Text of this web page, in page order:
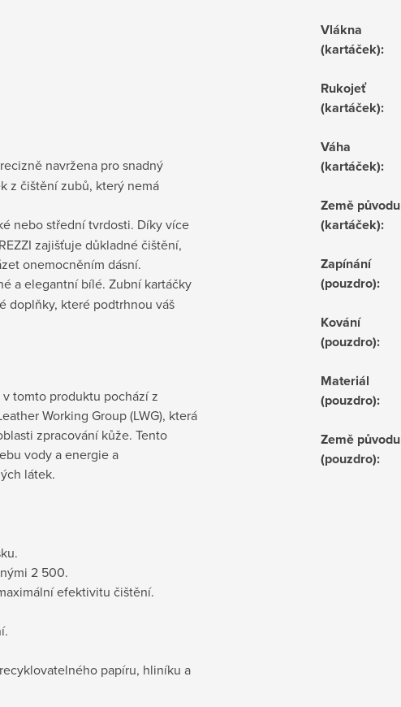
navržena pro snadný
z čištění zubů, který nemá
nebo střední tvrdosti. Díky více
zajišťuje důkladné čištění,
onemocněním dásní.
a elegantní bílé. Zubní kartáčky
doplňky, které podtrhnou váš
tomto produktu pochází z
Working Group (LWG), která
zpracování kůže. Tento
vody a energie a
látek.
2 500.
efektivitu čištění.
papíru, hliníku a
Vlákna
(kartáček):
Rukojeť
(kartáček):
Váha
(kartáček):
Země původu
(kartáček):
Zapínání
(pouzdro):
Kování
(pouzdro):
Materiál
(pouzdro):
Země původu
(pouzdro):